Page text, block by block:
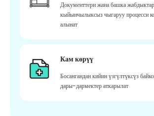
Документтери жана башка
кыйынчылыксыз чыгаруу процесси
алынат
Кам көрүү
Босангандан кийин үзгүлтүксүз
дары-дармектер аткарылат